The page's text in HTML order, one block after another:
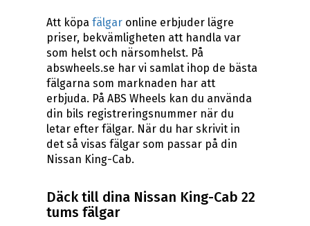
Att köpafälgar online erbjuder lägre
priser, bekvämligheten att handla var
som helst och närsomhelst. På
abswheels.se har vi samlat ihop de bästa
fälgarna som marknaden har att
erbjuda. På ABS Wheels kan du använda
din bils registreringsnummer när du
letar efter fälgar. När du har skrivit in
det så visas fälgar som passar på din
Nissan King-Cab.
Däck till dina Nissan King-Cab 22
tums fälgar